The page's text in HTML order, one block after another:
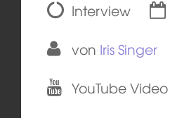
Interview
von Iris Singer
YouTube Video